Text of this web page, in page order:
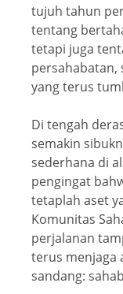
tujuh tahun
tentang
tetapi juga
persahabatan,
yang terus
Di tengah
semakin
sederhana di
pengingat
tetaplah aset
Komunitas
perjalanan
terus menjaga
sandang: